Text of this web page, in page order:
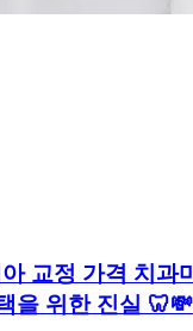
교정 가격 치과
을 위한 진실 🦷💸